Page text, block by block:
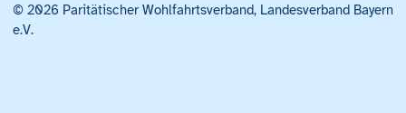
© 2026 Paritätischer Wohlfahrtsverband, Landesverband Bayern
e.V.